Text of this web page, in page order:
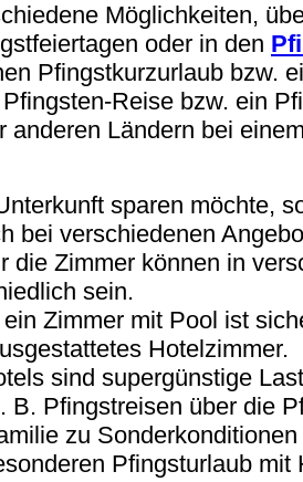
Möglichkeiten,
oder in den
Pfingstkurzurlaub bzw.
Reise bzw. ein
anderen Ländern bei
sparen möchte,
bei verschiedenen
die Zimmer können in
sein.
Zimmer mit Pool ist
Hotelzimmer.
sind supergünstige
B. Pfingstreisen über die
zu
Pfingsturlaub mit